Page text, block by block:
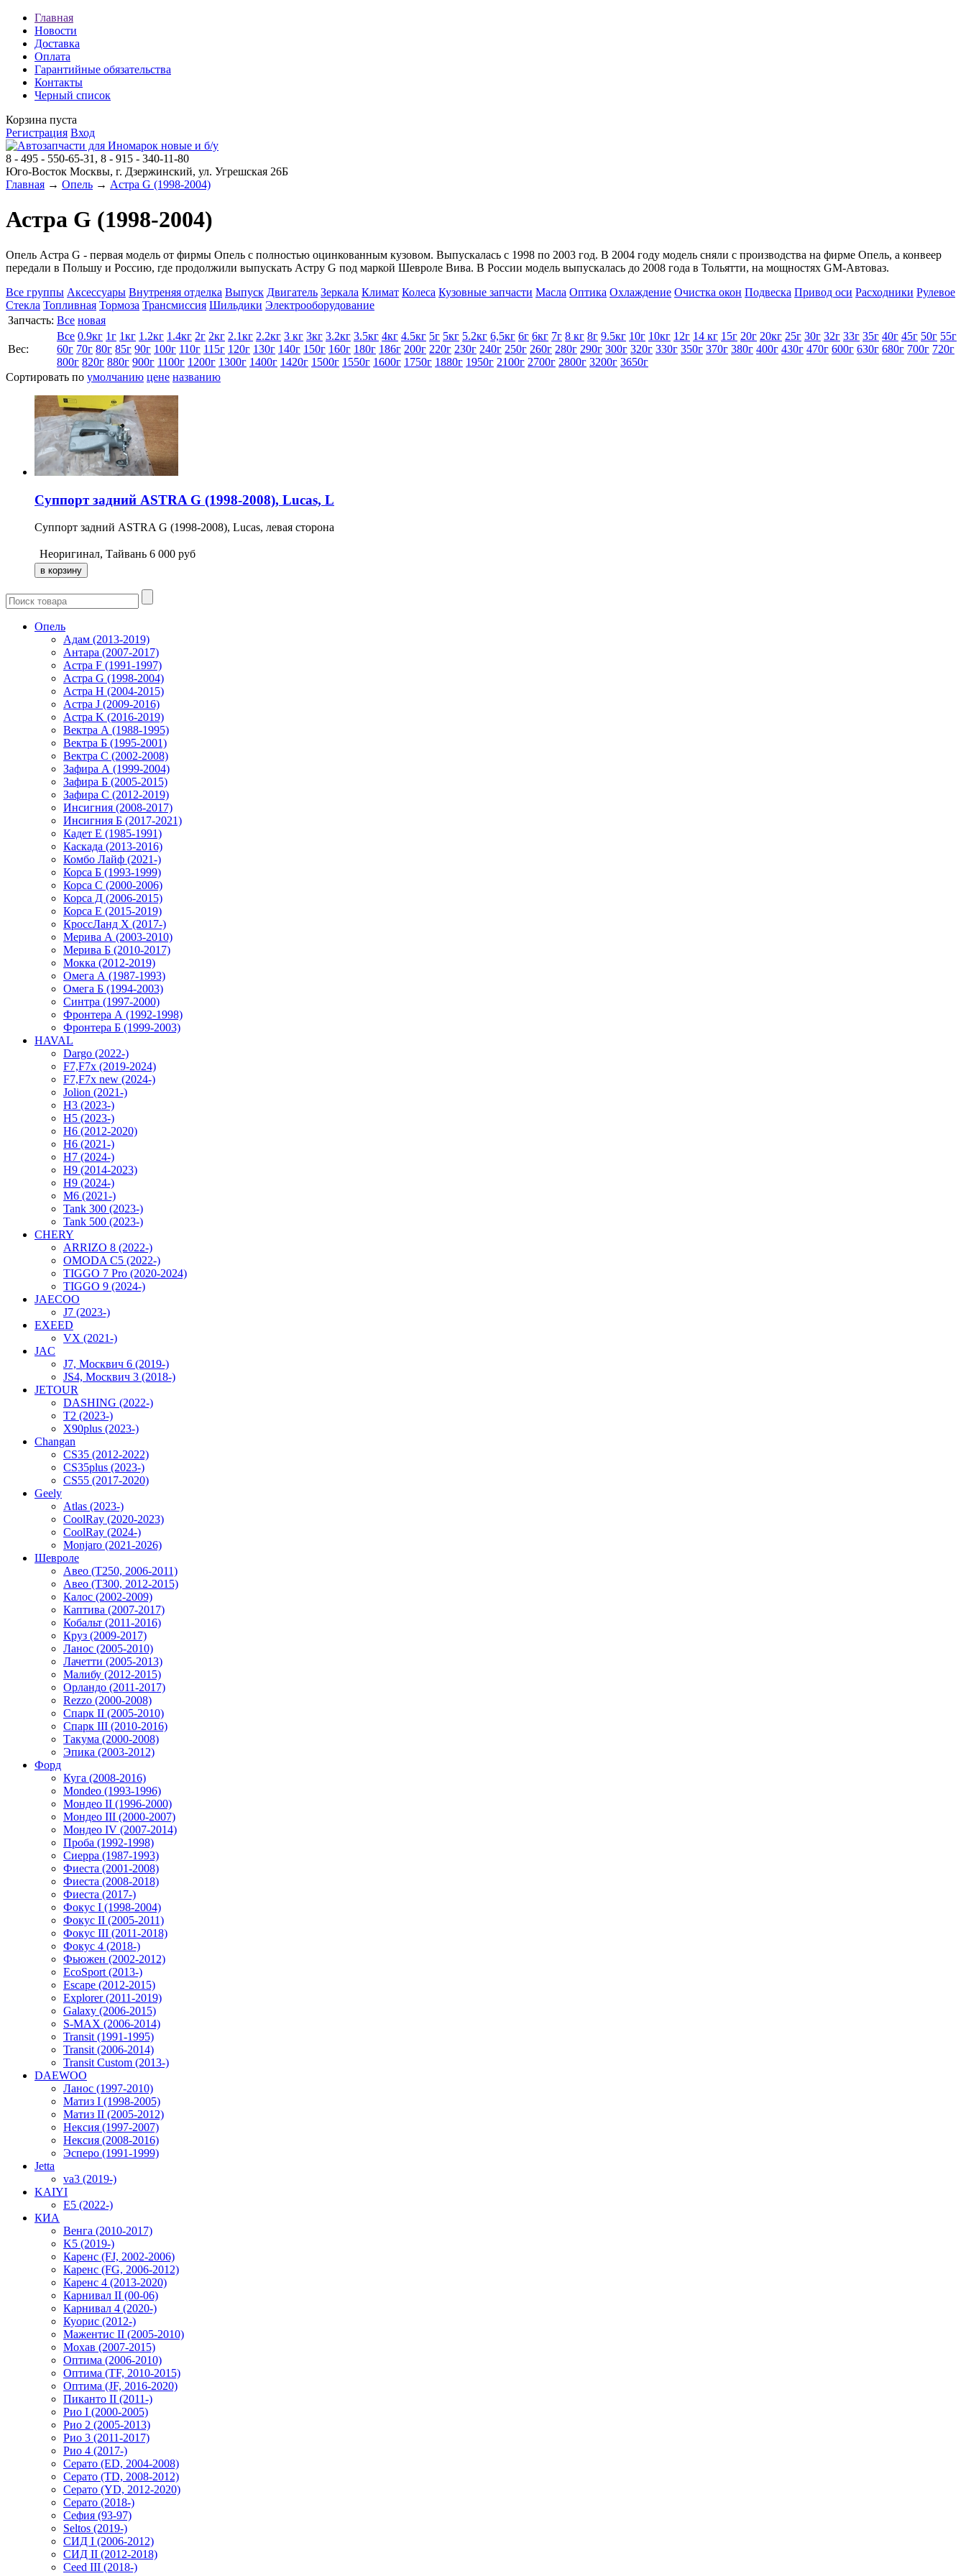
Главная
Новости
Доставка
Оплата
Гарантийные обязательства
Контакты
Черный список
Корзина пуста
Регистрация Вход
8 - 495 - 550-65-31, 8 - 915 - 340-11-80
Юго-Восток Москвы, г. Дзержинский, ул. Угрешская 26Б
Главная → Опель → Астра G (1998-2004)
Астра G (1998-2004)
Опель Астра G - первая модель от фирмы Опель с полностью оцинкованным кузовом. Выпускалась с 1998 по 2003 год. В 2004 году модель сняли с производства на фирме Опель, а конвеер
передали в Польшу и Россию, где продолжили выпускать Астру G под маркой Шевроле Вива. В России модель выпускалась до 2008 года в Тольятти, на мощностях GM-Автоваз.
Все группы Аксессуары Внутреняя отделка Выпуск Двигатель Зеркала Климат Колеса Кузовные запчасти Масла Оптика Охлаждение Очистка окон Подвеска Привод оси Расходники Рулевое
Стекла Топливная Тормоза Трансмиссия Шильдики Электрооборудование
Запчасть: Все новая
Вес:
Все 0.9кг 1г 1кг 1.2кг 1.4кг 2г 2кг 2.1кг 2.2кг 3 кг 3кг 3.2кг 3.5кг 4кг 4.5кг 5г 5кг 5.2кг 6,5кг 6г 6кг 7г 8 кг 8г 9.5кг 10г 10кг 12г 14 кг 15г 20г 20кг 25г 30г 32г 33г 35г 40г 45г 50г 55г
60г 70г 80г 85г 90г 100г 110г 115г 120г 130г 140г 150г 160г 180г 186г 200г 220г 230г 240г 250г 260г 280г 290г 300г 320г 330г 350г 370г 380г 400г 430г 470г 600г 630г 680г 700г 720г
800г 820г 880г 900г 1100г 1200г 1300г 1400г 1420г 1500г 1550г 1600г 1750г 1880г 1950г 2100г 2700г 2800г 3200г 3650г
Сортировать по умолчанию цене названию
Суппорт задний ASTRA G (1998-2008), Lucas, L
Суппорт задний ASTRA G (1998-2008), Lucas, левая сторона
Неоригинал, Тайвань 6 000 руб
Опель
Адам (2013-2019)
Антара (2007-2017)
Астра F (1991-1997)
Астра G (1998-2004)
Астра H (2004-2015)
Астра J (2009-2016)
Астра K (2016-2019)
Вектра А (1988-1995)
Вектра Б (1995-2001)
Вектра С (2002-2008)
Зафира А (1999-2004)
Зафира Б (2005-2015)
Зафира С (2012-2019)
Инсигния (2008-2017)
Инсигния Б (2017-2021)
Кадет Е (1985-1991)
Каскада (2013-2016)
Комбо Лайф (2021-)
Корса Б (1993-1999)
Корса С (2000-2006)
Корса Д (2006-2015)
Корса E (2015-2019)
КроссЛанд X (2017-)
Мерива А (2003-2010)
Мерива Б (2010-2017)
Мокка (2012-2019)
Омега А (1987-1993)
Омега Б (1994-2003)
Синтра (1997-2000)
Фронтера А (1992-1998)
Фронтера Б (1999-2003)
HAVAL
Dargo (2022-)
F7,F7x (2019-2024)
F7,F7x new (2024-)
Jolion (2021-)
H3 (2023-)
H5 (2023-)
H6 (2012-2020)
H6 (2021-)
H7 (2024-)
H9 (2014-2023)
H9 (2024-)
M6 (2021-)
Tank 300 (2023-)
Tank 500 (2023-)
CHERY
ARRIZO 8 (2022-)
OMODA C5 (2022-)
TIGGO 7 Pro (2020-2024)
TIGGO 9 (2024-)
JAECOO
J7 (2023-)
EXEED
VX (2021-)
JAC
J7, Москвич 6 (2019-)
JS4, Москвич 3 (2018-)
JETOUR
DASHING (2022-)
T2 (2023-)
X90plus (2023-)
Changan
CS35 (2012-2022)
CS35plus (2023-)
CS55 (2017-2020)
Geely
Atlas (2023-)
CoolRay (2020-2023)
CoolRay (2024-)
Monjaro (2021-2026)
Шевроле
Авео (T250, 2006-2011)
Авео (T300, 2012-2015)
Калос (2002-2009)
Каптива (2007-2017)
Кобальт (2011-2016)
Круз (2009-2017)
Ланос (2005-2010)
Лачетти (2005-2013)
Малибу (2012-2015)
Орландо (2011-2017)
Rezzo (2000-2008)
Спарк II (2005-2010)
Спарк III (2010-2016)
Такума (2000-2008)
Эпика (2003-2012)
Форд
Куга (2008-2016)
Mondeo (1993-1996)
Мондео II (1996-2000)
Мондео III (2000-2007)
Мондео IV (2007-2014)
Проба (1992-1998)
Сиерра (1987-1993)
Фиеста (2001-2008)
Фиеста (2008-2018)
Фиеста (2017-)
Фокус I (1998-2004)
Фокус II (2005-2011)
Фокус III (2011-2018)
Фокус 4 (2018-)
Фьюжен (2002-2012)
EcoSport (2013-)
Escape (2012-2015)
Explorer (2011-2019)
Galaxy (2006-2015)
S-MAX (2006-2014)
Transit (1991-1995)
Transit (2006-2014)
Transit Custom (2013-)
DAEWOO
Ланос (1997-2010)
Матиз I (1998-2005)
Матиз II (2005-2012)
Нексия (1997-2007)
Нексия (2008-2016)
Эсперо (1991-1999)
Jetta
va3 (2019-)
KAIYI
E5 (2022-)
КИА
Венга (2010-2017)
K5 (2019-)
Каренс (FJ, 2002-2006)
Каренс (FG, 2006-2012)
Каренс 4 (2013-2020)
Карнивал II (00-06)
Карнивал 4 (2020-)
Куорис (2012-)
Мажентис II (2005-2010)
Мохав (2007-2015)
Оптима (2006-2010)
Оптима (TF, 2010-2015)
Оптима (JF, 2016-2020)
Пиканто II (2011-)
Рио I (2000-2005)
Рио 2 (2005-2013)
Рио 3 (2011-2017)
Рио 4 (2017-)
Серато (ED, 2004-2008)
Серато (TD, 2008-2012)
Серато (YD, 2012-2020)
Серато (2018-)
Сефия (93-97)
Seltos (2019-)
СИД I (2006-2012)
СИД II (2012-2018)
Ceed III (2018-)